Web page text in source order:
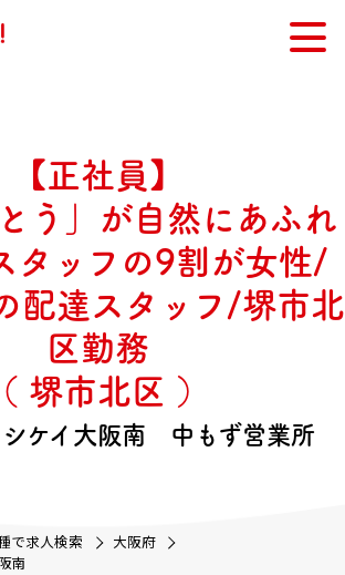
【正社員】
う」が自然にあふれ
タッフの9割が女性/
配達スタッフ/堺市北
区勤務
（ 堺市北区 ）
ケイ大阪南 中もず営業所
で求人検索
大阪府
南